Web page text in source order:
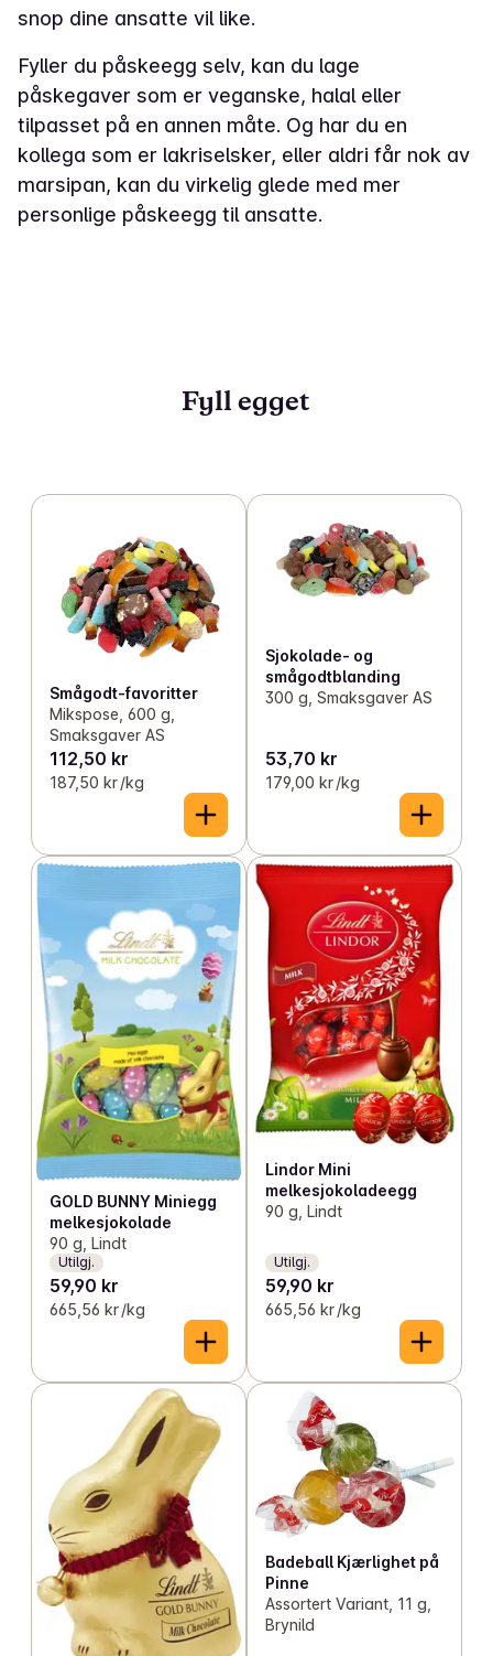
snop dine ansatte vil like.
Fyller du påskeegg selv, kan du lage
påskegaver som er veganske, halal eller
tilpasset på en annen måte. Og har du en
kollega som er lakriselsker, eller aldri får nok av
marsipan, kan du virkelig glede med mer
personlige påskeegg til ansatte.
Fyll egget
Smågodt-favoritter
Mikspose, 600 g,
Smaksgaver AS
112,50 kr
187,50 kr /kg
Sjokolade- og
smågodtblanding
300 g, Smaksgaver AS
53,70 kr
179,00 kr /kg
GOLD BUNNY Miniegg
melkesjokolade
90 g, Lindt
Utilgj.
59,90 kr
665,56 kr /kg
Lindor Mini
melkesjokoladeegg
90 g, Lindt
Utilgj.
59,90 kr
665,56 kr /kg
Badeball Kjærlighet på
Pinne
Assortert Variant, 11 g,
Brynild